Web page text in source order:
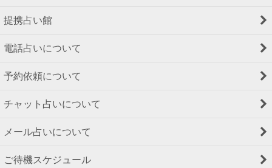
提携占い館
電話占いについて
予約依頼について
チャット占いについて
メール占いについて
ご待機スケジュール